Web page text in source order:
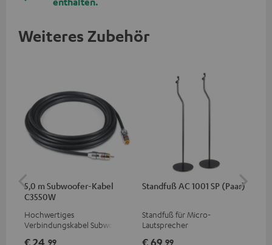
Weiteres Zubehör
5,0 m Subwoofer-Kabel
C3550W
Hochwertiges
Verbindungskabel Subwoofer
€ 24,99
Standfuß AC 1001 SP (Paar)
Standfuß für Micro-
Lautsprecher
€ 69,99